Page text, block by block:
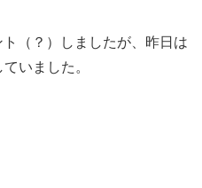
（？）しましたが、昨日は
いました。